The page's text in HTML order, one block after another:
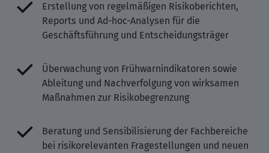
Erstellung von regelmäßigen Risikoberichten,
Reports und Ad-hoc-Analysen für die
Geschäftsführung und Entscheidungsträger
Überwachung von Frühwarnindikatoren sowie
Ableitung und Nachverfolgung von wirksamen
Maßnahmen zur Risikobegrenzung
Beratung und Sensibilisierung der Fachbereiche
bei risikorelevanten Fragestellungen und neuen